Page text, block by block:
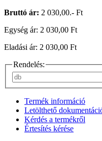
Bruttó ár: 2 030,00.- Ft
Egység ár: 2 030,00 Ft
Eladási ár: 2 030,00 Ft
Rendelés:
Termék információ
Letölthető
Kérdés a termékről
Értesítés kérése